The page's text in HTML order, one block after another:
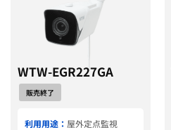
WTW-EGR227GA
販売終了
利用用途： 屋外定点監視